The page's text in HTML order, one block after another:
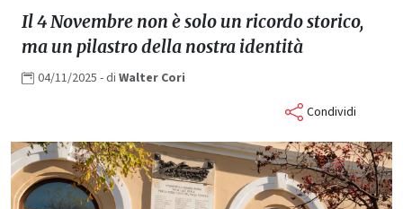
Il 4 Novembre non è solo un ricordo storico,
ma un pilastro della nostra identità
04/11/2025 - di Walter Cori
Condividi